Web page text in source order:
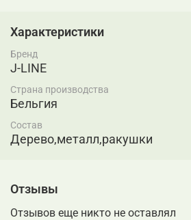
Характеристики
Бренд
J-LINE
Страна производства
Бельгия
Состав
Дерево,металл,ракушки
Отзывы
Отзывов еще никто не оставлял